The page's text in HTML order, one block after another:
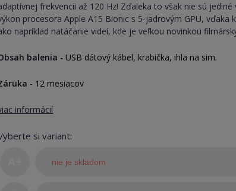
frekvencii až 120 Hz! Zďaleka to však nie sú
procesora Apple A15 Bionic s 5-jadrovým GPU,
napríklad natáčanie videí, kde je veľkou novinkou
balenia - USB dátový kábel, krabička, ihla na sim.
- 12 mesiacov
informácií
si variant:
nie je skladom